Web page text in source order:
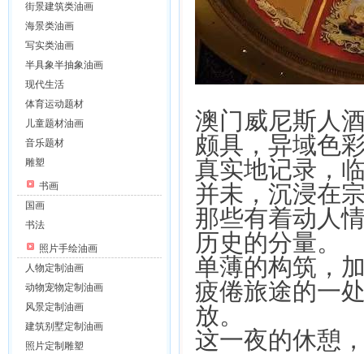
街景建筑类油画
海景类油画
写实类油画
半具象半抽象油画
现代生活
体育运动题材
儿童题材油画
音乐题材
雕塑
书画
国画
书法
照片手绘油画
人物定制油画
动物宠物定制油画
风景定制油画
建筑别墅定制油画
照片定制雕塑
澳门威尼斯人
颇具，异域色
真实地记录，
并未，沉浸在
那些有着动人
历史的分量。
单薄的构筑，
疲倦旅途的一
放。
这一夜的休憩